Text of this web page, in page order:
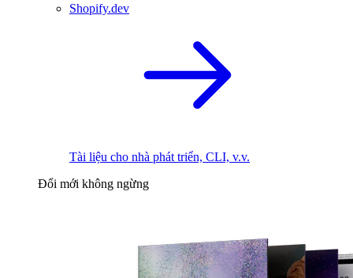
Shopify.dev
Tài liệu cho nhà phát triển, CLI, v.v.
Đổi mới không ngừng